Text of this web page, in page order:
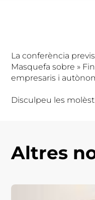
La conferència
Masquefa sobre »
empresaris i
Disculpeu les
Altres